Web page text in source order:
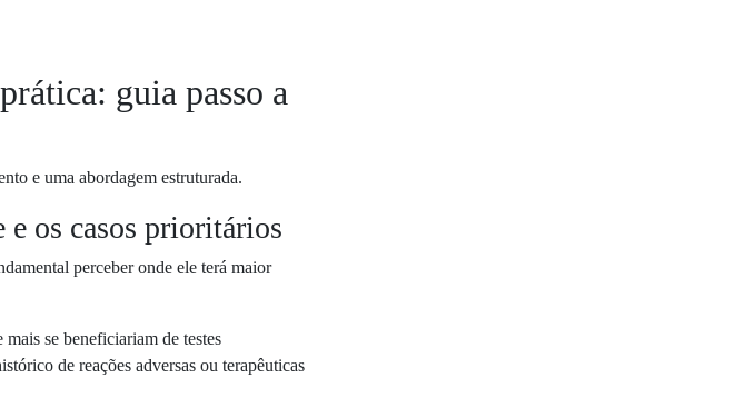
guia passo a
e uma abordagem estruturada.
e os casos prioritários
perceber onde ele terá maior
se beneficiariam de testes
de reações adversas ou terapêuticas